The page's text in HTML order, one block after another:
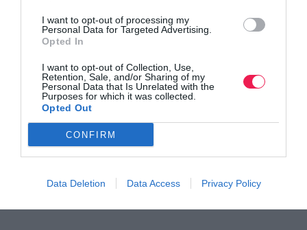
I want to opt-out of processing my
Personal Data for Targeted Advertising.
Opted In
I want to opt-out of Collection, Use,
Retention, Sale, and/or Sharing of my
Personal Data that Is Unrelated with the
Purposes for which it was collected.
Opted Out
CONFIRM
Data Deletion Data Access Privacy Policy
Βρες το RUNNER!
Όλα τα Τεύχη